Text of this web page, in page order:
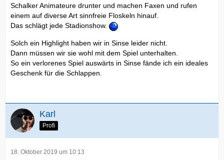
Schalker Animateure drunter und machen Faxen und rufen
einem auf diverse Art sinnfreie Floskeln hinauf.
Das schlägt jede Stadionshow.
Solch ein Highlight haben wir in Sinse leider nicht.
Dann müssen wir sie wohl mit dem Spiel unterhalten.
So ein verlorenes Spiel auswärts in Sinse fände ich ein ideales
Geschenk für die Schlappen.
Karl
Profi
18. Oktober 2019 um 10:13